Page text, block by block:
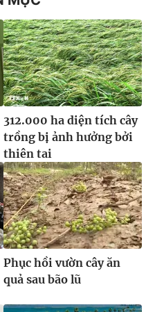
312.000 ha diện tích cây
trồng bị ảnh hưởng bởi
thiên tai
Phục hồi vườn cây ăn
quả sau bão lũ